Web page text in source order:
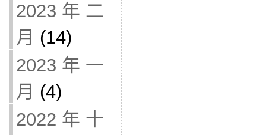
2023 年 二
月 (14)
2023 年 一
月 (4)
2022 年 十